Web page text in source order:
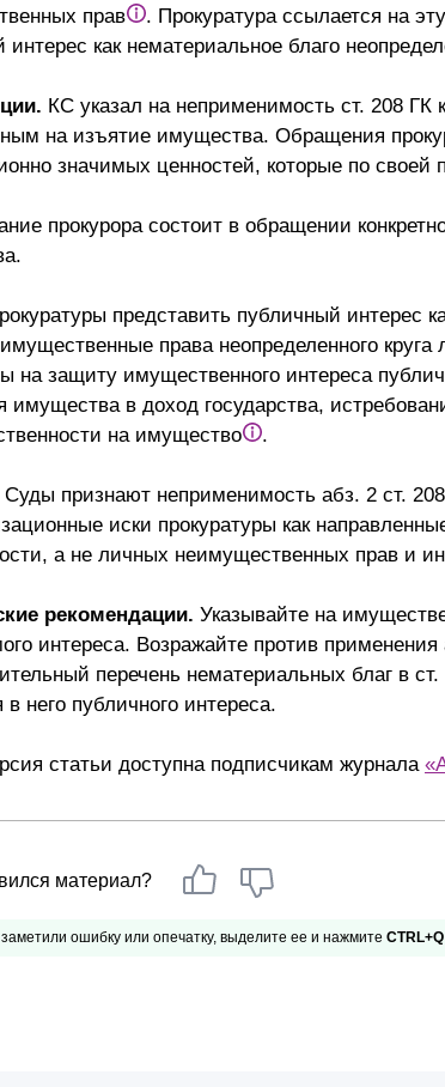
прав
. Прокуратура ссылается на
как нематериальное благо
КС указал на неприменимость ст. 208 ГК
на изъятие имущества. Обращения
значимых ценностей, которые по своей
прокурора состоит в обращении
представить публичный интерес
права неопределенного
на защиту имущественного интереса
имущества в доход государства,
на имущество
.
Суды признают неприменимость абз. 2 ст.
иски прокуратуры как
а не личных неимущественных прав и
рекомендации. Указывайте на
интереса. Возражайте против
перечень нематериальных благ в
него публичного интереса.
статьи доступна подписчикам журнала
материал?
ошибку или опечатку, выделите ее и нажмите CTRL+Q